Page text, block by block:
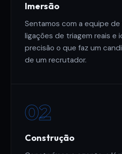
Imersão
Sentamos com a equipe
ligações de triagem reais e
precisão o que faz um
de um recrutador.
02
Construção